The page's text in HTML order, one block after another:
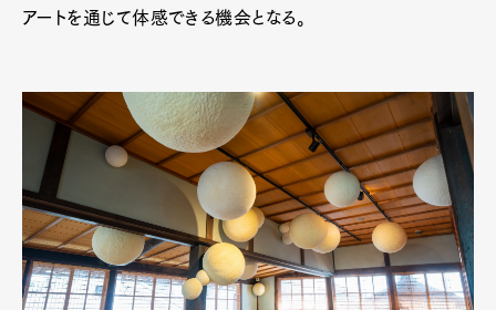
アートを通じて体感できる機会となる。